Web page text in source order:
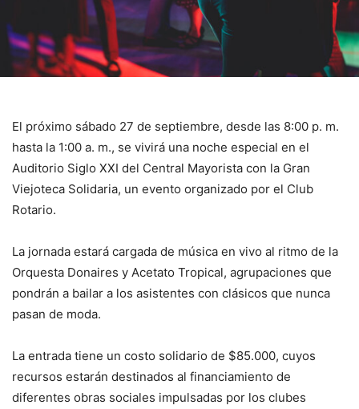
El próximo sábado 27 de septiembre, desde las 8:00 p. m.
hasta la 1:00 a. m., se vivirá una noche especial en el
Auditorio Siglo XXI del Central Mayorista con la Gran
Viejoteca Solidaria, un evento organizado por el Club
Rotario.
La jornada estará cargada de música en vivo al ritmo de la
Orquesta Donaires y Acetato Tropical, agrupaciones que
pondrán a bailar a los asistentes con clásicos que nunca
pasan de moda.
La entrada tiene un costo solidario de $85.000, cuyos
recursos estarán destinados al financiamiento de
diferentes obras sociales impulsadas por los clubes